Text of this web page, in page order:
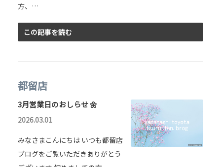
方、…
この記事を読む
都留店
3月営業日のおしらせ 🌼
2026.03.01
みなさまこんにちは いつも都留店
ブログをご覧いただきありがとう